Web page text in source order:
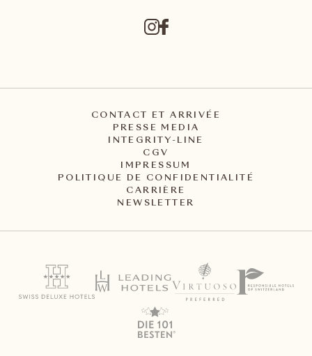
CONTACT ET ARRIVÉE
PRESSE MEDIA
INTEGRITY-LINE
CGV
IMPRESSUM
POLITIQUE DE CONFIDENTIALITÉ
CARRIÈRE
NEWSLETTER